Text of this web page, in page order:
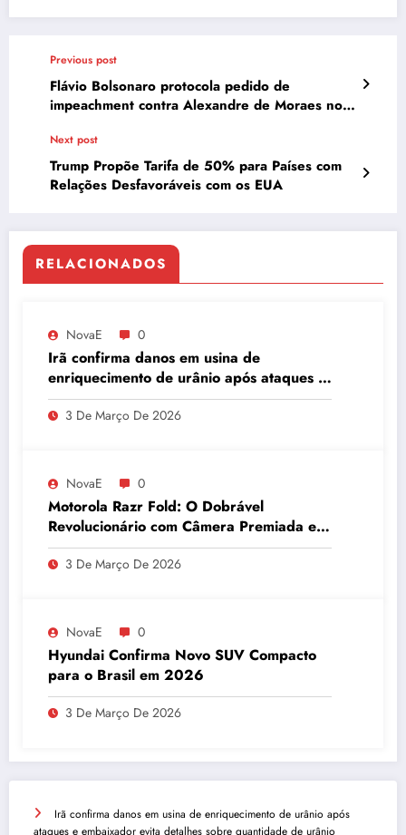
Previous post
Flávio Bolsonaro protocola pedido de
impeachment contra Alexandre de Moraes no
Next post
Trump Propõe Tarifa de 50% para Países com
Relações Desfavoráveis com os EUA
RELACIONADOS
NovaE 0
Irã confirma danos em usina de
enriquecimento de urânio após ataques e
embaixador evita detalhes sobre
quantidade de urânio enriquecido
3 De Março De 2026
NovaE 0
Motorola Razr Fold: O Dobrável
Revolucionário com Câmera Premiada e
Bateria Duradoura
3 De Março De 2026
NovaE 0
Hyundai Confirma Novo SUV Compacto
para o Brasil em 2026
3 De Março De 2026
Irã confirma danos em usina de enriquecimento de urânio após